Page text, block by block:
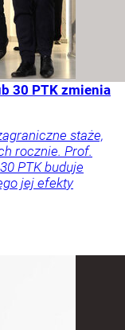
30 PTK zmienia
staże,
rocznie. Prof.
PTK buduje
jej efekty